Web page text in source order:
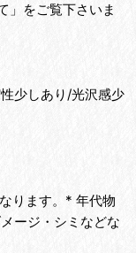
」をご覧下さいま
少しあり/光沢感少
ます。* 年代物
ージ・シミなどな